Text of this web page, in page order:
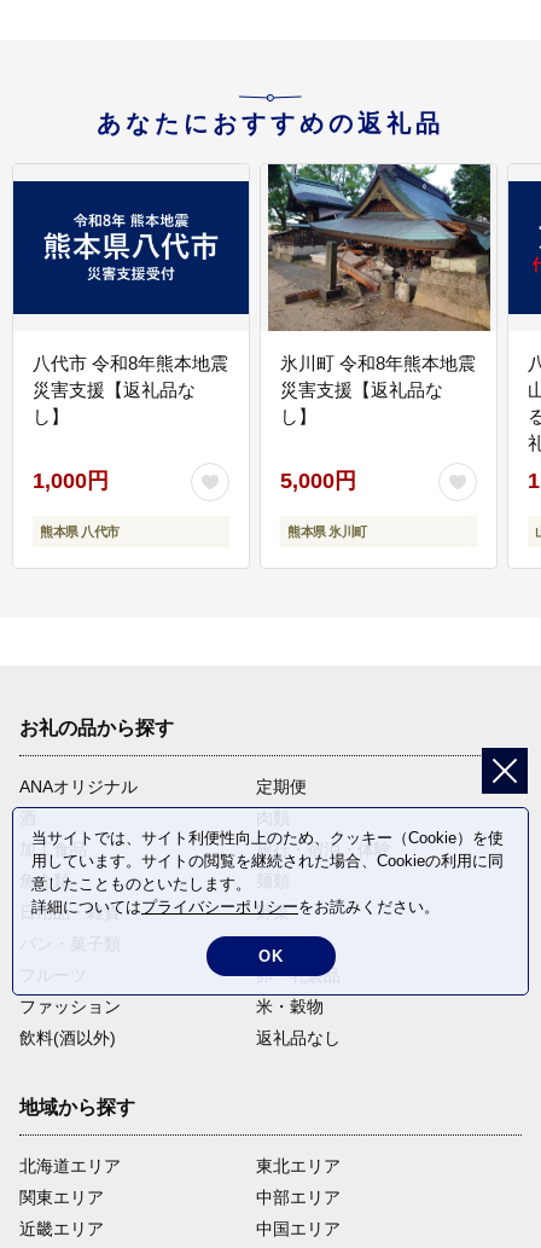
あなたにおすすめの返礼品
八代市 令和8年熊本地震
災害支援【返礼品な
し】
1,000円
熊本県 八代市
氷川町 令和8年熊本地震
災害支援【返礼品な
し】
5,000円
熊本県 氷川町
お礼の品から探す
ANAオリジナル
定期便
加工食品
旅行・宿泊・体験
魚介類
日用品・雑貨
野菜
電化製品
卵・乳製品
ファッション
米・穀物
飲料(酒以外)
返礼品なし
地域から探す
北海道エリア
関東エリア
近畿エリア
東北エリア
中部エリア
中国エリア
当サイトでは、サイト利便性向上のため、クッキー（Cookie）を使
用しています。サイトの閲覧を継続された場合、Cookieの利用に同
意したことものといたします。
詳細についてはプライバシーポリシーをお読みください。
OK